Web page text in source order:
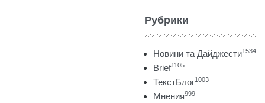
Рубрики
Новини та Дайджести1534
Brief1105
ТекстБлог1003
Мнения999